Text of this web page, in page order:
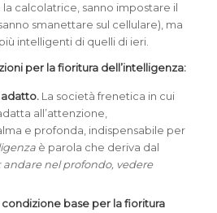
calcolatrice, sanno impostare il
smanettare sul cellulare), ma
intelligenti di quelli di ieri.
per la fioritura dell’intelligenza:
adatto.La società frenetica in cui
all’attenzione,
e profonda, indispensabile per
è parola che deriva dal
andare nel profondo, vedere
base per la fioritura